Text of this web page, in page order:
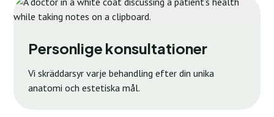
Personlige konsultationer
Vi skräddarsyr varje behandling efter din unika
anatomi och estetiska mål.